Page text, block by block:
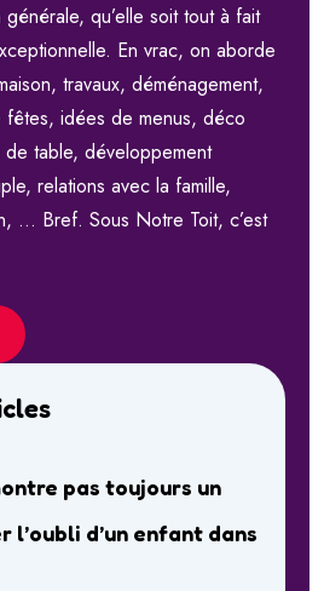
qu’elle soit tout à fait
En vrac, on aborde
travaux, déménagement,
fêtes, idées de menus, déco
table, développement
relations avec la famille,
… Bref. Sous Notre Toit, c’est
pas toujours un
l’oubli d’un enfant dans